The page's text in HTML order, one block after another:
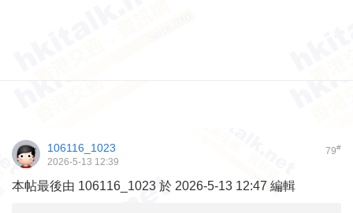
79#
106116_1023
2026-5-13 12:39
本帖最後由 106116_1023 於 2026-5-13 12:47 編輯